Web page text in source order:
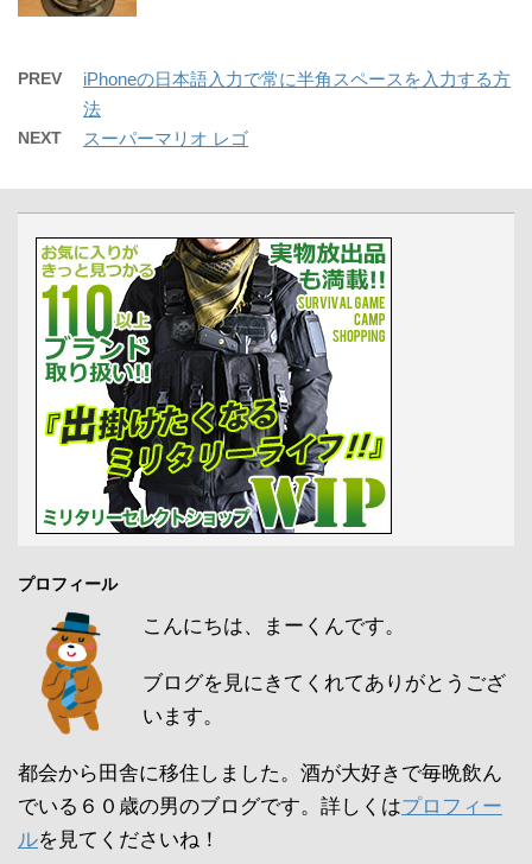
PREV
iPhoneの日本語入力で常に半角スペースを入力する方
法
NEXT スーパーマリオ レゴ
プロフィール
こんにちは、まーくんです。
ブログを見にきてくれてありがとうござ
います。
都会から田舎に移住しました。酒が大好きで毎晩飲ん
でいる６０歳の男のブログです。詳しくはプロフィー
ルを見てくださいね！